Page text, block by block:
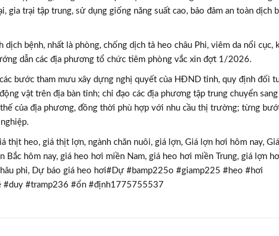
TƯ VẤN
Với hơn 1000 căn nhà và
trại tập trung, sử dụng giống năng suất cao, bảo đảm an toàn dịch
bệnh, nhất là phòng, chống dịch tả heo châu Phi, viêm da nổi cục,
dẫn các địa phương tổ chức tiêm phòng vắc xin đợt 1/2026.
bước tham mưu xây dựng nghị quyết của HĐND tỉnh, quy định đối
vật trên địa bàn tỉnh; chỉ đạo các địa phương tập trung chuyển
của địa phương, đồng thời phù hợp với nhu cầu thị trường; từng
thịt heo, giá thịt lợn, ngành chăn nuôi, giá lợn, Giá lợn hơi hôm nay,
Bắc hôm nay, giá heo hơi miền Nam, giá heo hơi miền Trung, giá lợn
phi, Dự báo giá heo hơi#Dự #bamp225o #giamp225 #heo #hơi
#duy #tramp236 #ổn #định1775755537